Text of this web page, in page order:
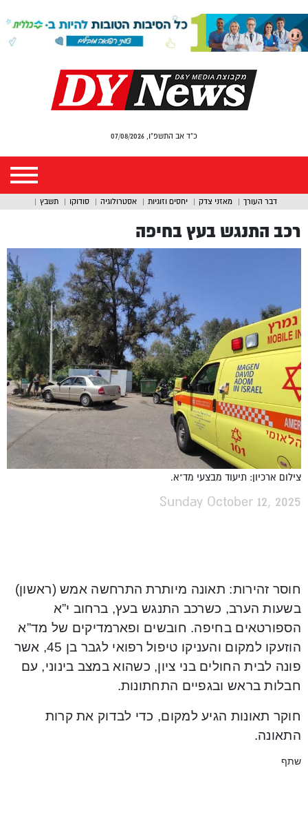
כ"ד אב התשפ"ו, 07/08/2026
דבר העורך מאזני צדק יחסים וזוגיות אסטרולוגיה סודוקו תשבץ
רכב התנגש בעץ בחיפה
צילום ארכיון: תיעוד מבצעי מד"א.
Sunday October 12, 2025
חוסר זהירות: תאונה מיותרת התרחשה אמש (ראשון)
בשעות הערב, כשרכב התנגש בעץ, ברחוב י”א
הספורטאים בחיפה. חובשים ופארמדיקים של מד”א
הוזעקו למקום והעניקו טיפול רפואי לגבר בן 45, אשר
פונה לבית החולים בני ציון, כשהוא במצב בינוני, עם
חבלות בראש ובגפיים התחתונות.
חוקר תאונות הגיע למקום, כדי לבדוק את קרות
התאונה.
שתף